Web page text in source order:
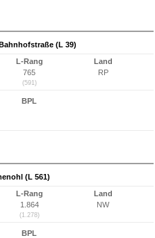
(L 39)
L-Rang
765
(591)
Land
RP
BPL
(L 561)
L-Rang
1.864
(1.278)
Land
NW
BPL